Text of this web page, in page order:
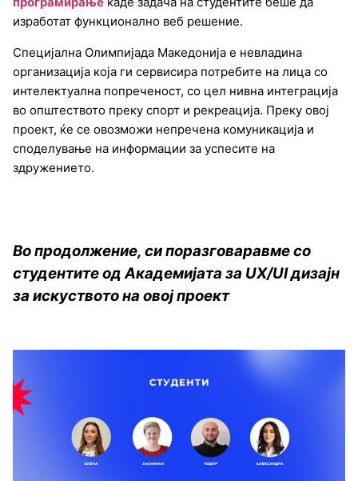
изработат функционално веб решение.
Специјална Олимпијада Македонија е невладина
организација која ги сервисира потребите на лица со
интелектуална попреченост, со цел нивна интеграција
во општеството преку спорт и рекреација. Преку овој
проект, ќе се овозможи непречена комуникација и
споделување на информации за успесите на
здружението.
Во продолжение, си поразговаравме со
студентите од Академијата за UX/UI дизајн
за искуството на овој проект